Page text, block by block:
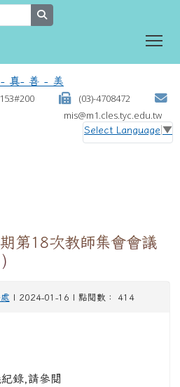
(03)-4708472
mis@m1.cles.tyc.edu.tw
Select Language ▼
第18次教師集會會議
| 2024-01-16 | 點閱數： 414
錄,請參閱